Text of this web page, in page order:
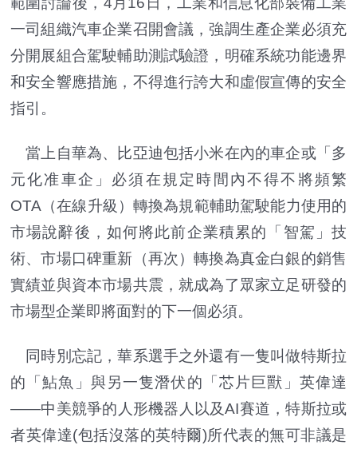
一司組織汽車企業召開會議，強調生產企業必須充
分開展組合駕駛輔助測試驗證，明確系統功能邊界
和安全響應措施，不得進行誇大和虛假宣傳的安全
指引。
當上自華為、比亞迪包括小米在內的車企或「多
元化准車企」必須在規定時間內不得不將頻繁
OTA（在線升級）轉換為規範輔助駕駛能力使用的
市場說辭後，如何將此前企業積累的「智駕」技
術、市場口碑重新（再次）轉換為真金白銀的銷售
實績並與資本市場共震，就成為了眾家立足研發的
市場型企業即將面對的下一個必須。
同時別忘記，華系選手之外還有一隻叫做特斯拉
的「鮎魚」與另一隻潛伏的「芯片巨獸」英偉達
——中美競爭的人形機器人以及AI賽道，特斯拉或
者英偉達(包括沒落的英特爾)所代表的無可非議是